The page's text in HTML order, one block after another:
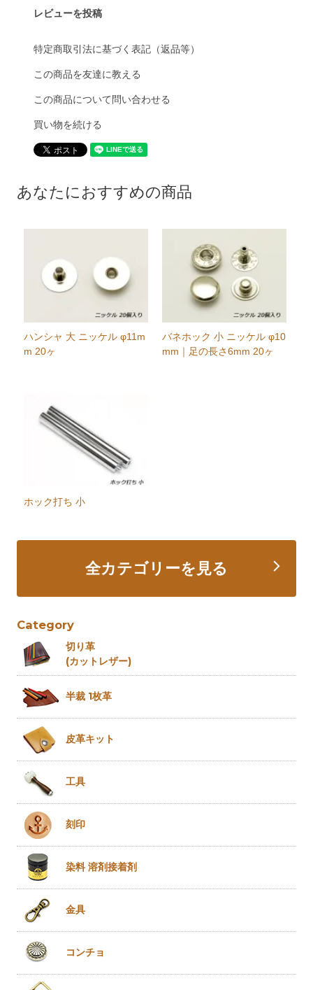
レビューを投稿
特定商取引法に基づく表記（返品等）
この商品を友達に教える
この商品について問い合わせる
買い物を続ける
あなたにおすすめの商品
ハンシャ 大 ニッケル φ11m
m 20ヶ
バネホック 小 ニッケル φ10
mm｜足の長さ6mm 20ヶ
ホック打ち 小
全カテゴリーを見る
Category
切り革
(カットレザー)
半裁 1枚革
皮革キット
工具
刻印
染料 溶剤接着剤
金具
コンチョ